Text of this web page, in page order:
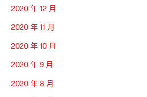
2020 年 12 月
2020 年 11 月
2020 年 10 月
2020 年 9 月
2020 年 8 月